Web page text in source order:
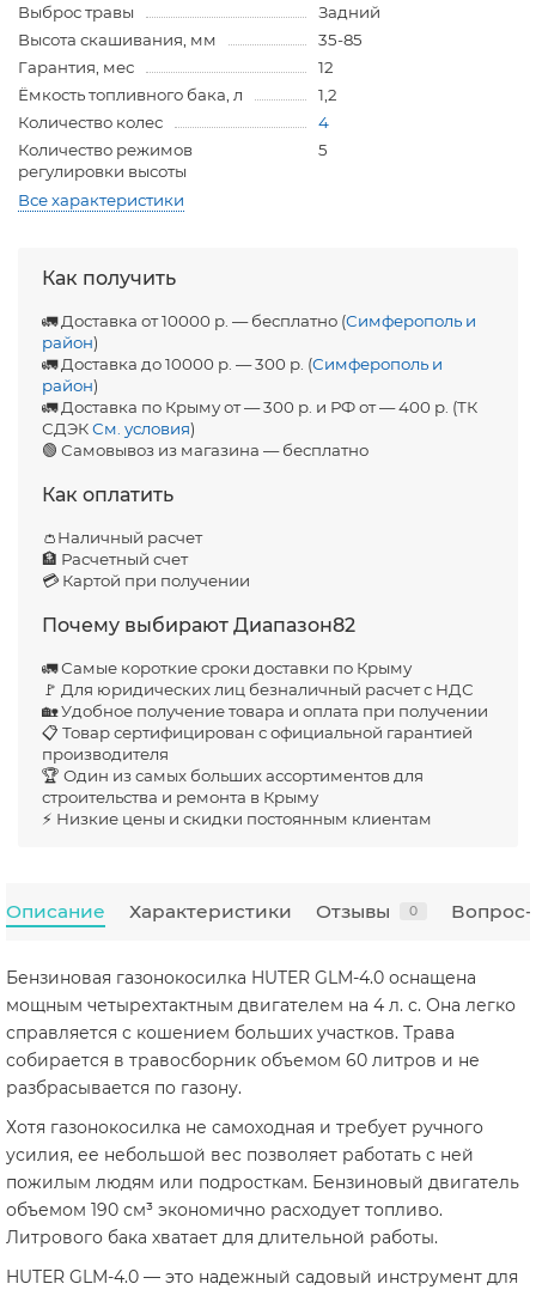
Выброс травы
Задний
Высота скашивания, мм
35-85
Гарантия, мес
12
Ёмкость топливного бака, л
1,2
Количество колес
4
Количество режимов
регулировки высоты
5
Все характеристики
Как получить
🚛 Доставка от 10000 р. — бесплатно (Симферополь и
район)
🚛 Доставка до 10000 р. — 300 р. (Симферополь и
район)
🚛 Доставка по Крыму от — 300 р. и РФ от — 400 р. (ТК
СДЭКСм. условия)
🟢 Самовывоз из магазина — бесплатно
Как оплатить
👛Наличный расчет
🏦 Расчетный счет
💳 Картой при получении
Почему выбирают Диапазон82
🚛 Самые короткие сроки доставки по Крыму
🚩 Для юридических лиц безналичный расчет с НДС
🏡 Удобное получение товара и оплата при получении
📋 Товар сертифицирован с официальной гарантией
производителя
🏆 Один из самых больших ассортиментов для
строительства и ремонта в Крыму
⚡ Низкие цены и скидки постоянным клиентам
Описание Характеристики Отзывы 0 Вопрос-
Бензиновая газонокосилка HUTER GLM-4.0 оснащена
мощным четырехтактным двигателем на 4 л. с. Она легко
справляется с кошением больших участков. Трава
собирается в травосборник объемом 60 литров и не
разбрасывается по газону.
Хотя газонокосилка не самоходная и требует ручного
усилия, ее небольшой вес позволяет работать с ней
пожилым людям или подросткам. Бензиновый двигатель
объемом 190 см³ экономично расходует топливо.
Литрового бака хватает для длительной работы.
HUTER GLM-4.0 — это надежный садовый инструмент для